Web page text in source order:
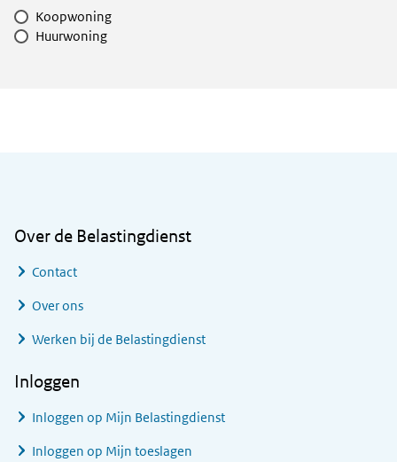
Koopwoning
Huurwoning
Over de Belastingdienst
Contact
Over ons
Werken bij de Belastingdienst
Inloggen
Inloggen op Mijn Belastingdienst
Inloggen op Mijn toeslagen